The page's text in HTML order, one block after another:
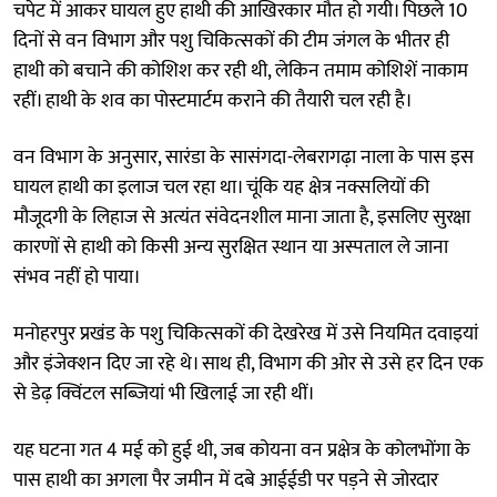
चपेट में आकर घायल हुए हाथी की आखिरकार मौत हो गयी। पिछले 10
दिनों से वन विभाग और पशु चिकित्सकों की टीम जंगल के भीतर ही
हाथी को बचाने की कोशिश कर रही थी, लेकिन तमाम कोशिशें नाकाम
रहीं। हाथी के शव का पोस्टमार्टम कराने की तैयारी चल रही है।
वन विभाग के अनुसार, सारंडा के सासंगदा-लेबरागढ़ा नाला के पास इस
घायल हाथी का इलाज चल रहा था। चूंकि यह क्षेत्र नक्सलियों की
मौजूदगी के लिहाज से अत्यंत संवेदनशील माना जाता है, इसलिए सुरक्षा
कारणों से हाथी को किसी अन्य सुरक्षित स्थान या अस्पताल ले जाना
संभव नहीं हो पाया।
मनोहरपुर प्रखंड के पशु चिकित्सकों की देखरेख में उसे नियमित दवाइयां
और इंजेक्शन दिए जा रहे थे। साथ ही, विभाग की ओर से उसे हर दिन एक
से डेढ़ क्विंटल सब्जियां भी खिलाई जा रही थीं।
यह घटना गत 4 मई को हुई थी, जब कोयना वन प्रक्षेत्र के कोलभोंगा के
पास हाथी का अगला पैर जमीन में दबे आईईडी पर पड़ने से जोरदार